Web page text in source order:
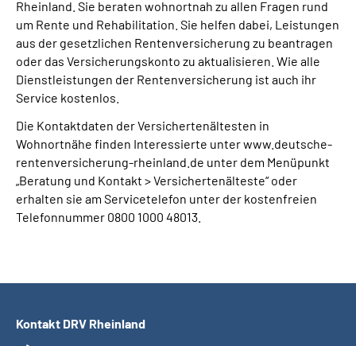
Rheinland. Sie beraten wohnortnah zu allen Fragen rund
um Rente und Rehabilitation. Sie helfen dabei, Leistungen
aus der gesetzlichen Rentenversicherung zu beantragen
oder das Versicherungskonto zu aktualisieren. Wie alle
Dienstleistungen der Rentenversicherung ist auch ihr
Service kostenlos.
Die Kontaktdaten der Versichertenältesten in
Wohnortnähe finden Interessierte unter www.deutsche-
rentenversicherung-rheinland.de unter dem Menüpunkt
„Beratung und Kontakt > Versichertenälteste“ oder
erhalten sie am Servicetelefon unter der kostenfreien
Telefonnummer 0800 1000 48013.
Kontakt DRV Rheinland